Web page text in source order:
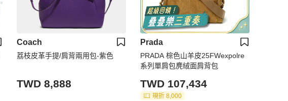
Coach
荔枝皮革手提/肩背兩用包-紫色
TWD 8,888
Prada
PRADA 棕色山羊皮25FWexpolre
系列單肩包麂絨面肩背包
TWD 107,434
現折 8,000